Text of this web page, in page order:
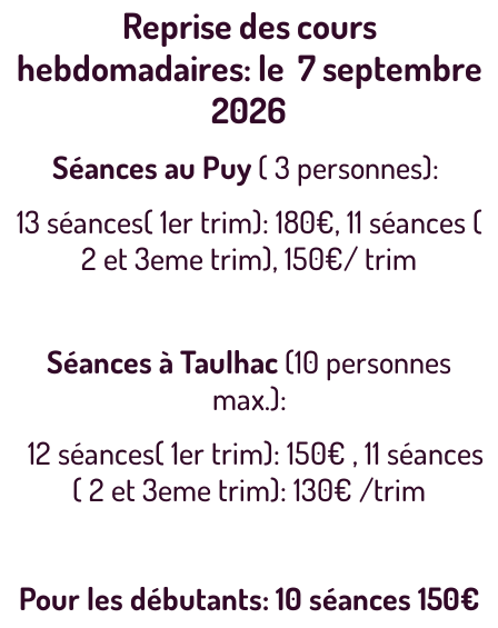
Reprise des cours
hebdomadaires: le 7 septembre
2026
Séances au Puy( 3 personnes):
13 séances( 1er trim): 180€, 11 séances (
2 et 3eme trim), 150€/ trim
Séances à Taulhac(10 personnes
max.):
12 séances( 1er trim):150€ ,11 séances
( 2 et 3eme trim):130€ /trim
Pour les débutants: 10 séances 150€